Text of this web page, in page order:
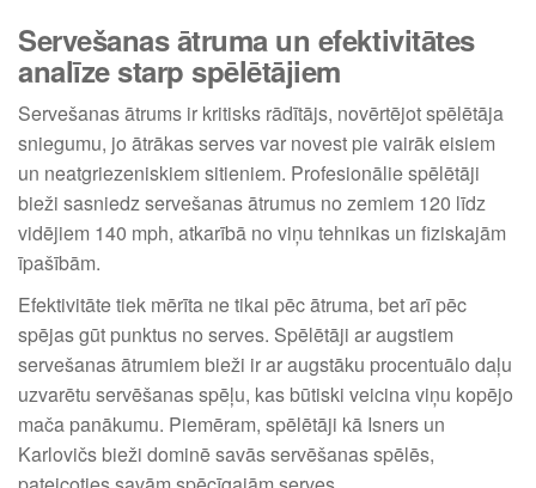
Servešanas ātruma un efektivitātes
analīze starp spēlētājiem
Servešanas ātrums ir kritisks rādītājs, novērtējot spēlētāja
sniegumu, jo ātrākas serves var novest pie vairāk eisiem
un neatgriezeniskiem sitieniem. Profesionālie spēlētāji
bieži sasniedz servešanas ātrumus no zemiem 120 līdz
vidējiem 140 mph, atkarībā no viņu tehnikas un fiziskajām
īpašībām.
Efektivitāte tiek mērīta ne tikai pēc ātruma, bet arī pēc
spējas gūt punktus no serves. Spēlētāji ar augstiem
servešanas ātrumiem bieži ir ar augstāku procentuālo daļu
uzvarētu servēšanas spēļu, kas būtiski veicina viņu kopējo
mača panākumu. Piemēram, spēlētāji kā Isners un
Karlovičs bieži dominē savās servēšanas spēlēs,